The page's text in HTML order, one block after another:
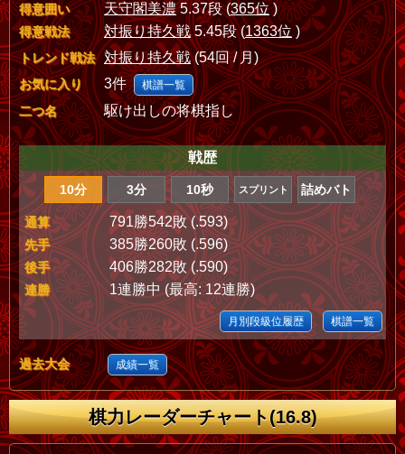
得意囲い 天守閣美濃5.37段 (365位)
得意戦法 対振り持久戦5.45段 (1363位 )
トレンド戦法 対振り持久戦(54回 / 月)
お気に入り 3件 棋譜一覧
二つ名 駆け出しの将棋指し
戦歴
10分 3分 10秒 スプリント 詰めバト
通算 791勝542敗 (.593)
先手 385勝260敗 (.596)
後手 406勝282敗 (.590)
連勝 1連勝中 (最高: 12連勝)
月別段級位履歴 棋譜一覧
過去大会 成績一覧
棋力レーダーチャート(16.8)